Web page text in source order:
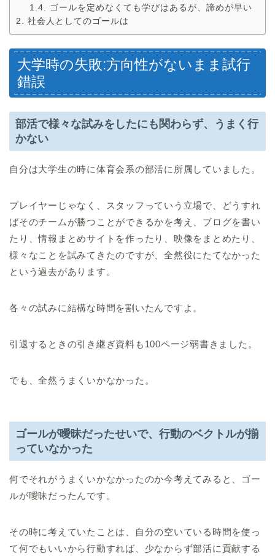
ゴールを定めなくても学びはあるが、諦めが早い
社会人としてのゴールは
大学時の失敗:方向性がないまま試行
錯誤
部活で様々な試みをしたにも関わらず、うまく行
かない
自分は大学生の時に体育会系の部活に所属していました。
プレイヤーじゃなく、スタッフっていう立場で、どうすれ
ばそのチームが勝つことができるかを考え、ブログを書い
たり、情報まとめサイトを作ったり、映像をまとめたり、
様々なことを試みてきたのですが、全然役にたてなかった
という過去があります。
各々の試みに結構な時間を割いたんですよ。
引退するときの引き継ぎ資料も100ページ弱書きました。
でも、全然うまくいかなかった。
ゴールが曖昧だったせいで、行動のベクトルが揃
っていなかった
何でそれがうまくいかなかったのか今考えてみると、ゴー
ルが曖昧だったんです。
その時に考えていたことは、自分の空いている時間を使っ
て何でもいいから行動すれば、少なからず部活に貢献する